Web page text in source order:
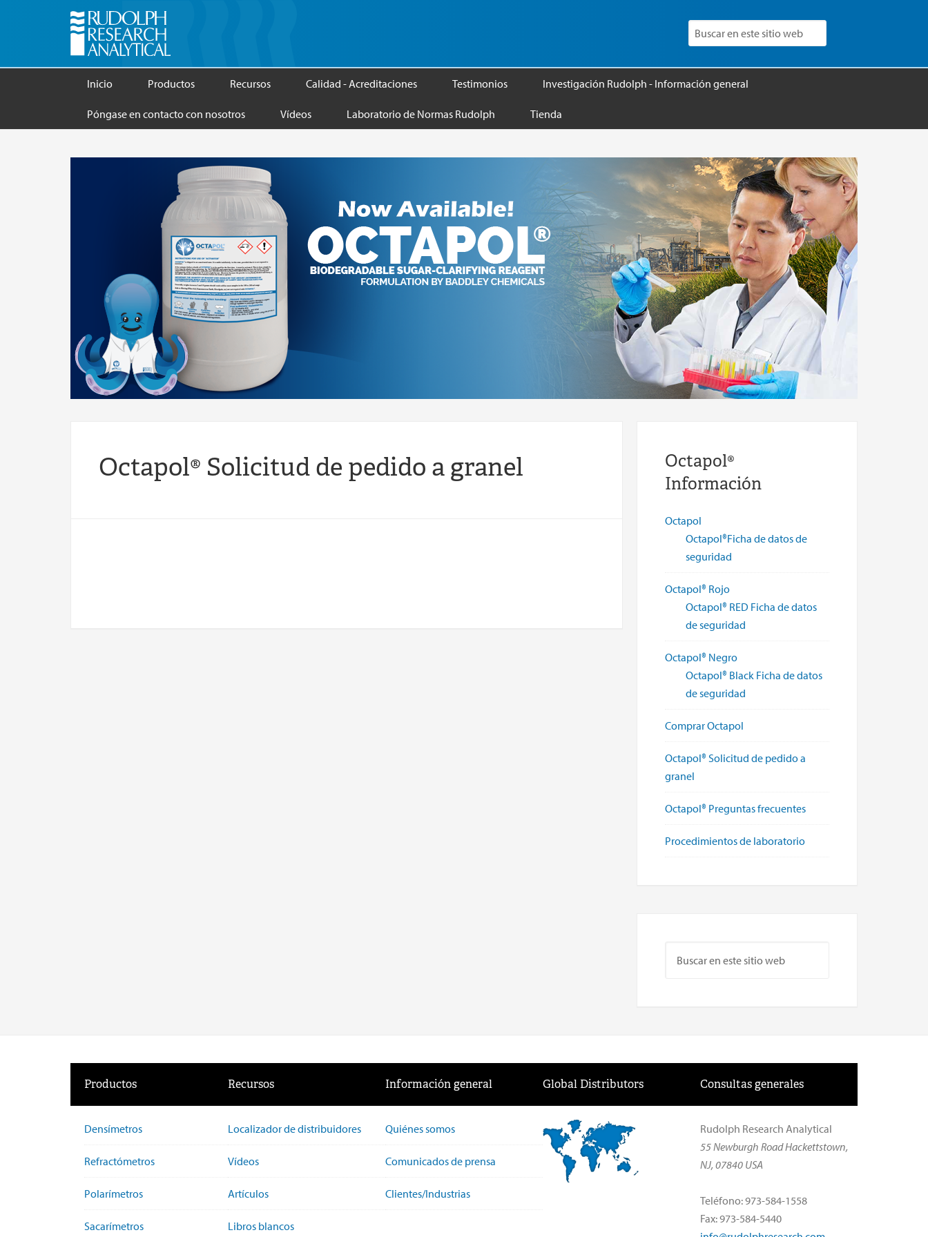
Inicio Productos Recursos Calidad - Acreditaciones Testimonios Investigación Rudolph - Información general
Póngase en contacto con nosotros Vídeos Laboratorio de Normas Rudolph Tienda
Octapol® Solicitud de pedido a granel
Octapol®
Información
Octapol
Octapol®Ficha de datos de
seguridad
Octapol® Rojo
Octapol® RED Ficha de datos
de seguridad
Octapol® Negro
Octapol® Black Ficha de datos
de seguridad
Comprar Octapol
Octapol® Solicitud de pedido a
granel
Octapol® Preguntas frecuentes
Procedimientos de laboratorio
Productos
Densímetros
Refractómetros
Polarímetros
Sacarímetros
Recursos
Localizador de distribuidores
Vídeos
Artículos
Libros blancos
Información general
Quiénes somos
Comunicados de prensa
Clientes/Industrias
Global Distributors Consultas generales
Rudolph Research Analytical
55 Newburgh Road Hackettstown,
NJ, 07840 USA
Teléfono: 973-584-1558
Fax: 973-584-5440